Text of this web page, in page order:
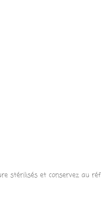
stérilisés et conservez au